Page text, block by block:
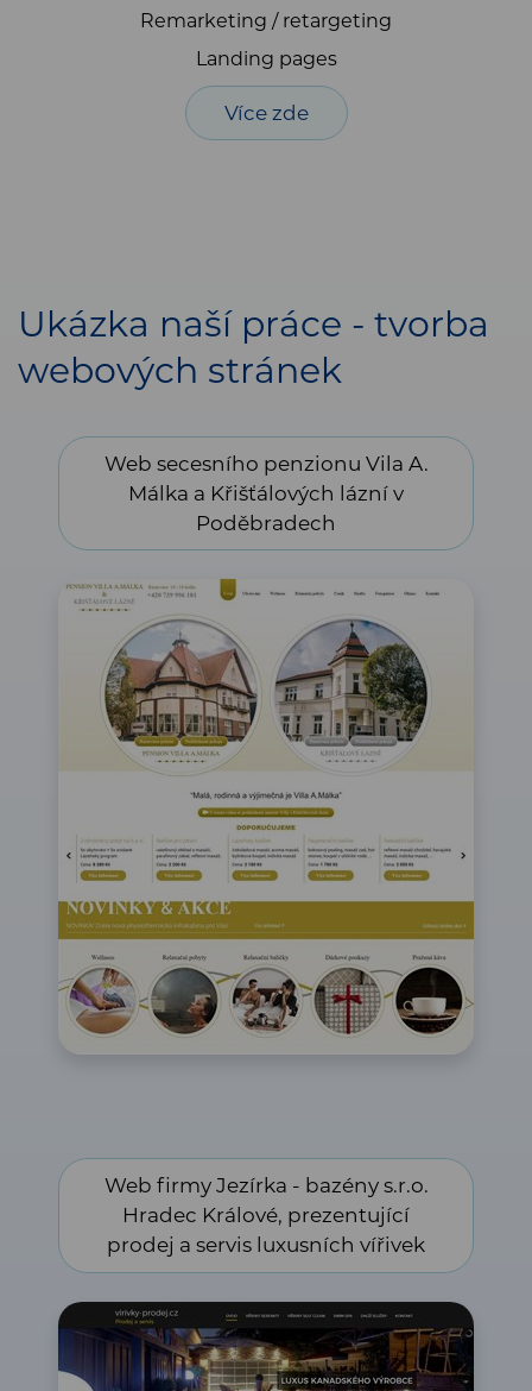
Remarketing / retargeting
Landing pages
Více zde
Ukázka naší práce - tvorba
webových stránek
Web secesního penzionu Vila A. Málka a Křišťálových
lázní v Poděbradech
Web secesního penzionu Vila A.
Málka a Křišťálových lázní v
Poděbradech
Web firmy Jezírka - bazény s.r.o. Hradec Králové,
prezentující prodej a servis luxusních vířivek
Web firmy Jezírka - bazény s.r.o.
Hradec Králové, prezentující
prodej a servis luxusních vířivek